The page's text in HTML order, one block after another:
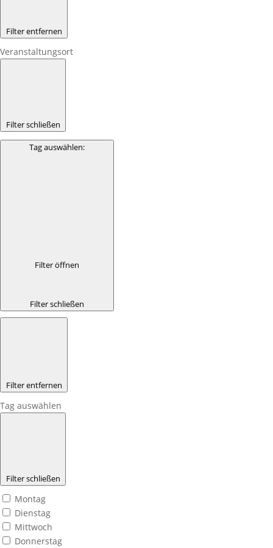
Filter entfernen
Veranstaltungsort
Filter schließen
Tag auswählen:
Filter öffnen
Filter schließen
Filter entfernen
Tag auswählen
Filter schließen
Montag
Dienstag
Mittwoch
Donnerstag